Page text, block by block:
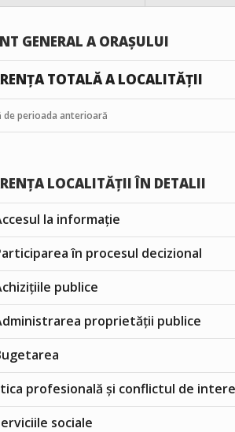
GENERAL A ORAȘULUI
TOTALĂ A LOCALITĂȚII
de perioada anterioară
LOCALITĂȚII ÎN DETALII
la informație
în procesul decizional
publice
proprietății publice
profesională și conflictul de
sociale